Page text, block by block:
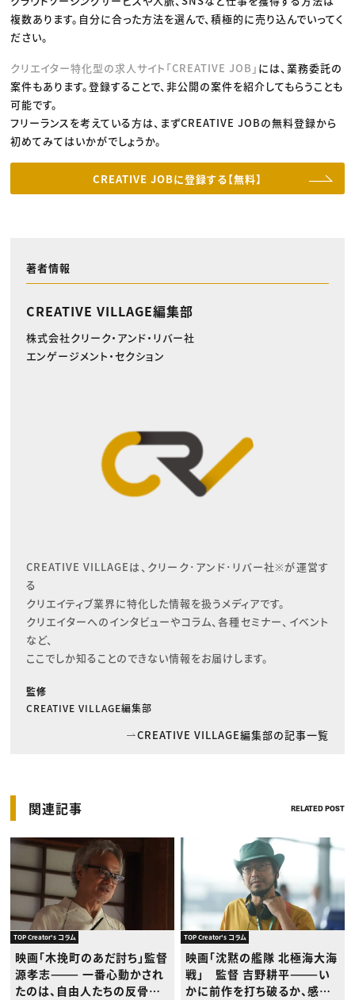
複数あります。自分に合った方法を選んで、積極的に売り込んでいってく
ださい。
クリエイター特化型の求人サイト「CREATIVE JOB」 には、業務委託の
案件もあります。登録することで、非公開の案件を紹介してもらうことも
可能です。
フリーランスを考えている方は、まずCREATIVE JOBの無料登録から
初めてみてはいかがでしょうか。
CREATIVE JOBに登録する【無料】
著者情報
CREATIVE VILLAGE編集部
株式会社クリーク・アンド・リバー社
エンゲージメント・セクション
CREATIVE VILLAGEは、クリーク･アンド･リバー社※が運営す
る
クリエイティブ業界に特化した情報を扱うメディアです。
クリエイターへのインタビューやコラム、各種セミナー、イベント
など、
ここでしか知ることのできない情報をお届けします。
監修
CREATIVE VILLAGE編集部
CREATIVE VILLAGE編集部の記事一覧
関連記事 RELATED POST
TOP Creator's コラム
映画「木挽町のあだ討ち」監督
源孝志——— 一番心動かされ
たのは、自由人たちの反骨精
TOP Creator's コラム
映画「沈黙の艦隊 北極海大海
戦」 監督 吉野耕平———い
かに前作を打ち破るか、感情